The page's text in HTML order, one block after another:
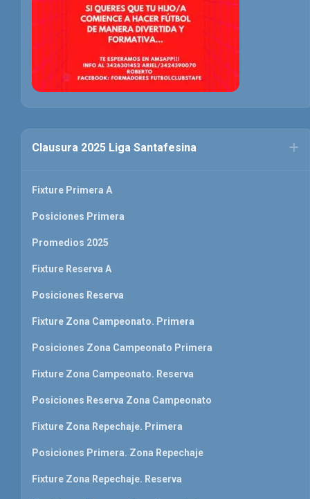
Clausura 2025 Liga Santafesina
Fixture Primera A
Posiciones Primera
Promedios 2025
Fixture Reserva A
Posiciones Reserva
Fixture Zona Campeonato. Primera
Posiciones Zona Campeonato Primera
Fixture Zona Campeonato. Reserva
Posiciones Reserva Zona Campeonato
Fixture Zona Repechaje. Primera
Posiciones Primera. Zona Repechaje
Fixture Zona Repechaje. Reserva